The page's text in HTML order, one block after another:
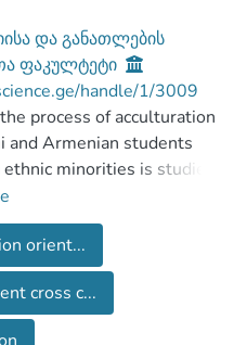
და განათლების
ფაკულტეტი
handle/1/3009
process of acculturation
and Armenian students
minorities is studied
higher education.
- integration,
and
- are studied according to
perspectives (conceptual
of the dominant
orient...
cross c...